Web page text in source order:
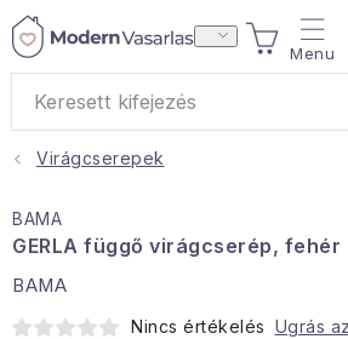
Ugrás
KOSÁR
Ajándékok
Otthoni illatok
Virágcserepek
BAMA
GERLA függő virágcserép, fehér
BAMA
Nincs értékelés Ugrás